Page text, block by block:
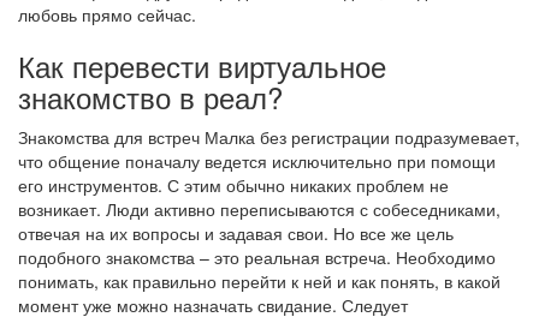
любовь прямо сейчас.
Как перевести виртуальное
знакомство в реал?
Знакомства для встреч Малка без регистрации подразумевает,
что общение поначалу ведется исключительно при помощи
его инструментов. С этим обычно никаких проблем не
возникает. Люди активно переписываются с собеседниками,
отвечая на их вопросы и задавая свои. Но все же цель
подобного знакомства – это реальная встреча. Необходимо
понимать, как правильно перейти к ней и как понять, в какой
момент уже можно назначать свидание. Следует